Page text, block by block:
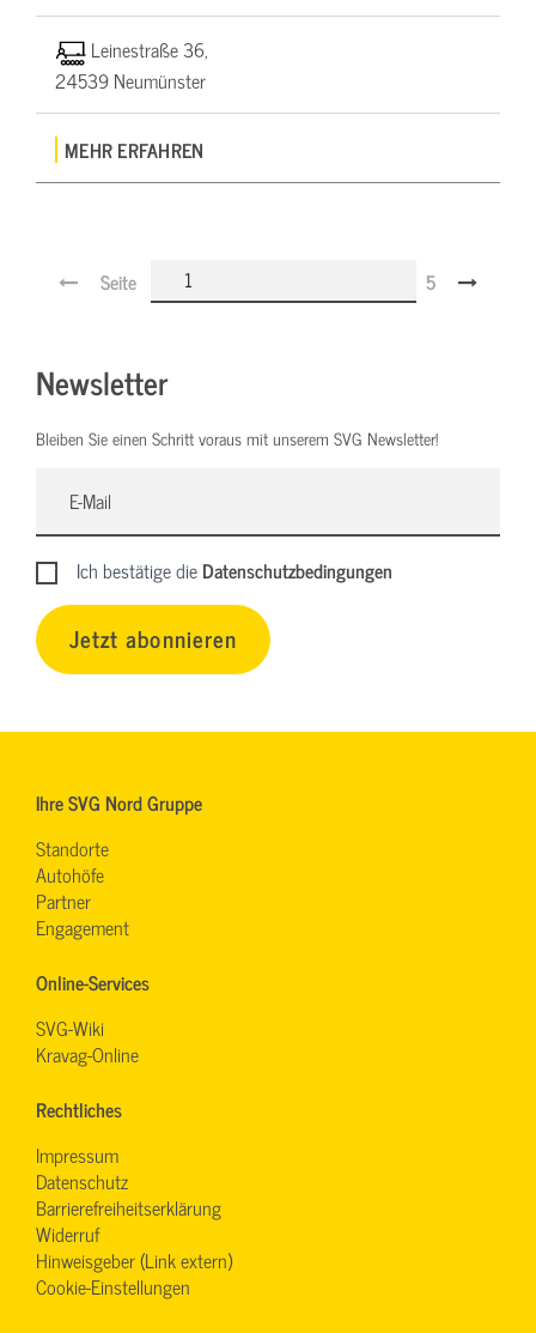
Leinestraße 36,
24539 Neumünster
MEHR ERFAHREN
Seite 5
Newsletter
Bleiben Sie einen Schritt voraus mit unserem SVG Newsletter!
Ich bestätige dieDatenschutzbedingungen
Jetzt abonnieren
Ihre SVG Nord Gruppe
Standorte
Autohöfe
Partner
Engagement
Online-Services
SVG-Wiki
Kravag-Online
Rechtliches
Impressum
Datenschutz
Barrierefreiheitserklärung
Widerruf
Hinweisgeber (Link extern)
Cookie-Einstellungen